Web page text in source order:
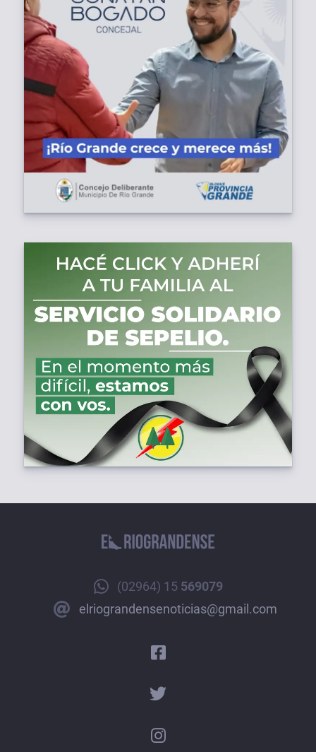
(02964) 15 569079
elriograndensenoticias@gmail.com